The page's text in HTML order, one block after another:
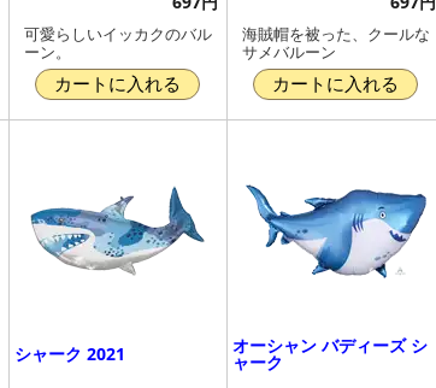
可愛らしいイッカクのバル
ーン。
カートに入れる
海賊帽を被った、クールな
サメバルーン
カートに入れる
シャーク 2021 オーシャン バディーズ シ
ャーク